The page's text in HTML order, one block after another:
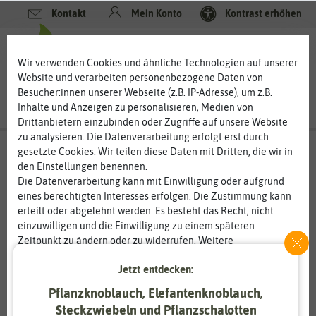
Kontakt Mein Konto Kontrast erhöhen
-80%
Wir verwenden Cookies und ähnliche Technologien auf unserer
Website und verarbeiten personenbezogene Daten von
Besucher:innen unserer Webseite (z.B. IP-Adresse), um z.B.
Inhalte und Anzeigen zu personalisieren, Medien von
Drittanbietern einzubinden oder Zugriffe auf unsere Website
zu analysieren. Die Datenverarbeitung erfolgt erst durch
gesetzte Cookies. Wir teilen diese Daten mit Dritten, die wir in
den Einstellungen benennen.
Die Datenverarbeitung kann mit Einwilligung oder aufgrund
eines berechtigten Interesses erfolgen. Die Zustimmung kann
erteilt oder abgelehnt werden. Es besteht das Recht, nicht
einzuwilligen und die Einwilligung zu einem späteren
Zeitpunkt zu ändern oder zu widerrufen. Weitere
Informationen zur Verwendung personenbezogener Daten und
den Diensten erklären wir in unsererDaten­schutz­erklärung
Essenziell Statistik
Jetzt entdecken:
Pflanzknoblauch, Elefantenknoblauch,
Steckzwiebeln und Pflanzschalotten